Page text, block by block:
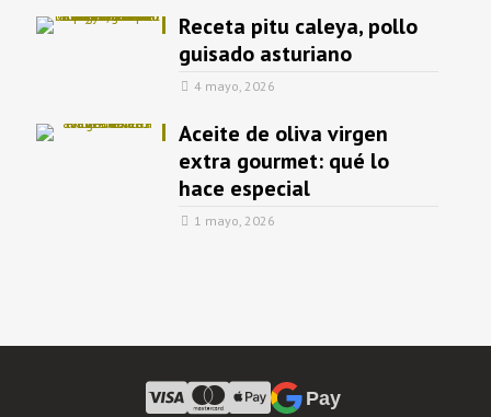
Receta pitu caleya, pollo
guisado asturiano
4 mayo, 2026
Aceite de oliva virgen
extra gourmet: qué lo
hace especial
1 mayo, 2026
Pay